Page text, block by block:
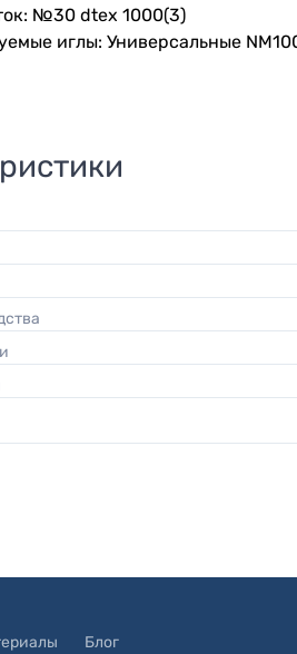
№30 dtex 1000(3)
иглы: Универсальные
Блог